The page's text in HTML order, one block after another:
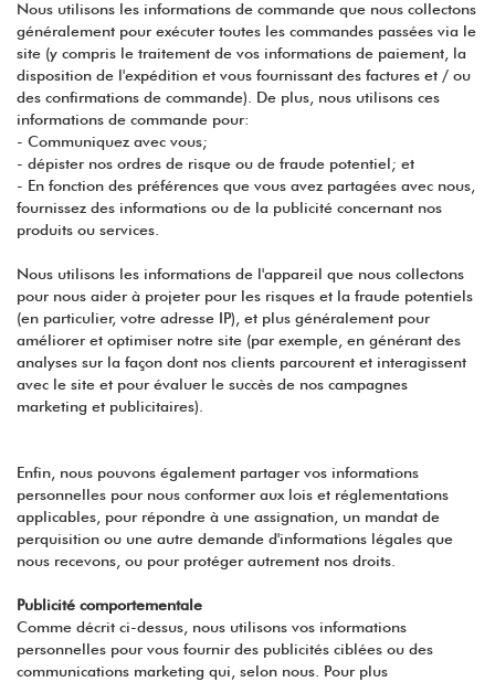
Nous utilisons les informations de commande que nous collectons
généralement pour exécuter toutes les commandes passées via le
site (y compris le traitement de vos informations de paiement, la
disposition de l'expédition et vous fournissant des factures et / ou
des confirmations de commande). De plus, nous utilisons ces
informations de commande pour:
- Communiquez avec vous;
- dépister nos ordres de risque ou de fraude potentiel; et
- En fonction des préférences que vous avez partagées avec nous,
fournissez des informations ou de la publicité concernant nos
produits ou services.
Nous utilisons les informations de l'appareil que nous collectons
pour nous aider à projeter pour les risques et la fraude potentiels
(en particulier, votre adresse IP), et plus généralement pour
améliorer et optimiser notre site (par exemple, en générant des
analyses sur la façon dont nos clients parcourent et interagissent
avec le site et pour évaluer le succès de nos campagnes
marketing et publicitaires).
Enfin, nous pouvons également partager vos informations
personnelles pour nous conformer aux lois et réglementations
applicables, pour répondre à une assignation, un mandat de
perquisition ou une autre demande d'informations légales que
nous recevons, ou pour protéger autrement nos droits.
Publicité comportementale
Comme décrit ci-dessus, nous utilisons vos informations
personnelles pour vous fournir des publicités ciblées ou des
communications marketing qui, selon nous. Pour plus